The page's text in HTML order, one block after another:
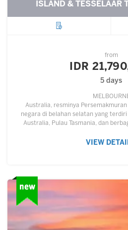
ISLAND & TESSELAAR
from
IDR
5 days
Australia, resminya
negara di belahan selatan yang
Australia, Pulau Tasmania, dan
VIEW